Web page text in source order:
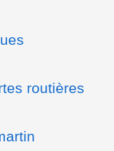
routières